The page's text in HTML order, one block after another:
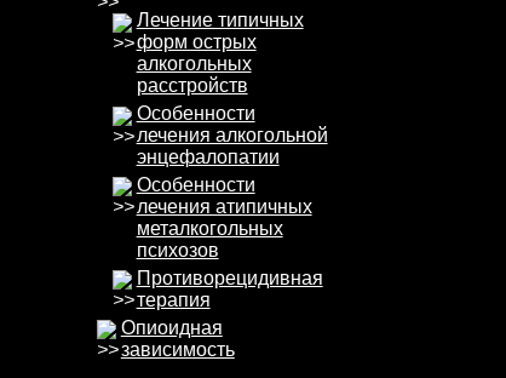
Лечение типичных
форм острых
алкогольных
расстройств
Особенности
лечения алкогольной
энцефалопатии
Особенности
лечения атипичных
металкогольных
психозов
Противорецидивная
терапия
Опиоидная
зависимость